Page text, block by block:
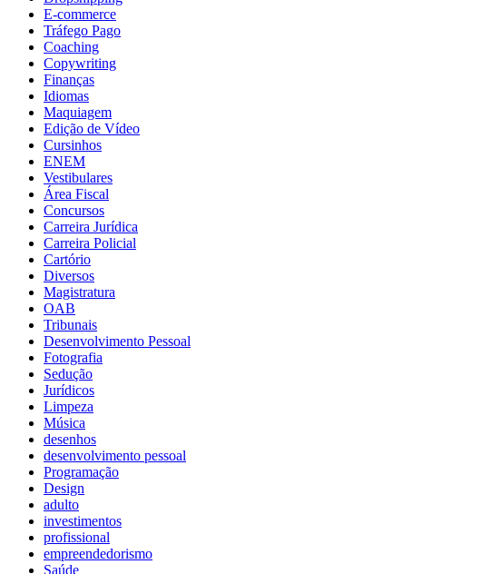
E-commerce
Tráfego Pago
Coaching
Copywriting
Finanças
Idiomas
Maquiagem
Edição de Vídeo
Cursinhos
ENEM
Vestibulares
Área Fiscal
Concursos
Carreira Jurídica
Carreira Policial
Cartório
Diversos
Magistratura
OAB
Tribunais
Desenvolvimento Pessoal
Fotografia
Sedução
Jurídicos
Limpeza
Música
desenhos
desenvolvimento pessoal
Programação
Design
adulto
investimentos
profissional
empreendedorismo
Saúde